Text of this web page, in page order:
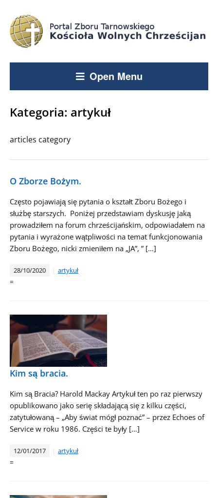
Open Menu
Kategoria: artykuł
articles category
O Zborze Bożym.
Często pojawiają się pytania o kształt Zboru Bożego i
służbę starszych. Poniżej przedstawiam dyskusję jaką
prowadziłem na forum chrześcijańskim, odpowiadałem na
pytania i wyrażone wątpliwości na temat funkcjonowania
Zboru Bożego, nicki zmieniłem na „JA”, ” […]
28/10/2020 artykuł
=
Kim są bracia.
Kim są Bracia? Harold Mackay Artykuł ten po raz pierwszy
opublikowano jako serię składającą się z kilku części,
zatytułowaną – „Aby świat mógł poznać” – przez Echoes of
Service w roku 1986. Części te były […]
12/01/2017 artykuł
=